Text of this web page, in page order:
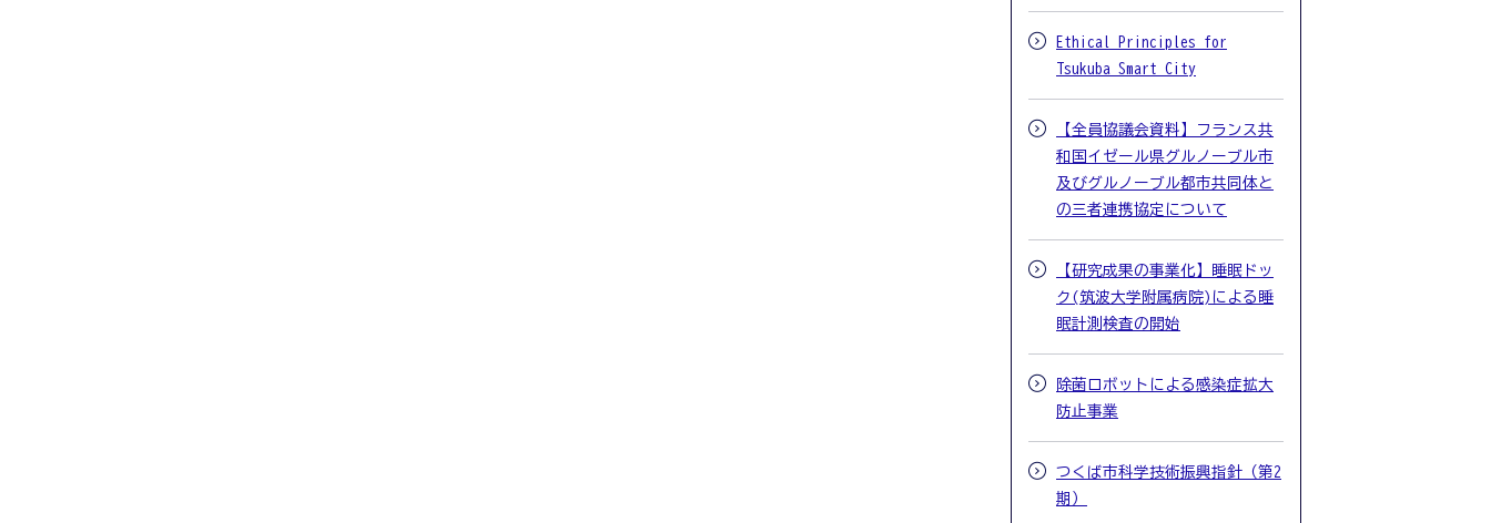
Ethical Principles for
Tsukuba Smart City
【全員協議会資料】フランス共
和国イゼール県グルノーブル市
及びグルノーブル都市共同体と
の三者連携協定について
【研究成果の事業化】睡眠ドッ
ク(筑波大学附属病院)による睡
眠計測検査の開始
除菌ロボットによる感染症拡大
防止事業
つくば市科学技術振興指針（第2
期）